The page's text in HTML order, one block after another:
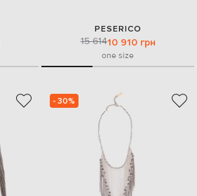
PESERICO
15 61410 910 грн
one size
- 30%